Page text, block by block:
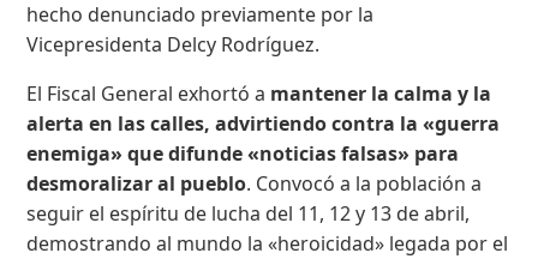
hecho denunciado previamente por la
Vicepresidenta Delcy Rodríguez.
El Fiscal General exhortó a mantener la calma y la
alerta en las calles, advirtiendo contra la «guerra
enemiga» que difunde «noticias falsas» para
desmoralizar al pueblo. Convocó a la población a
seguir el espíritu de lucha del 11, 12 y 13 de abril,
demostrando al mundo la «heroicidad» legada por el